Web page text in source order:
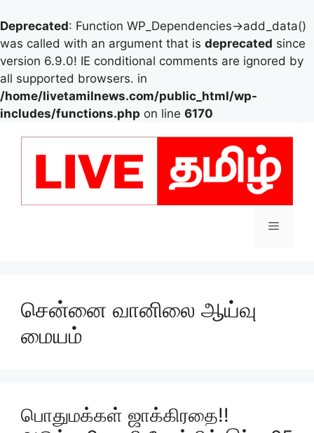
Deprecated: Function WP_Dependencies->add_data()
was called with an argument that is deprecated since
version 6.9.0! IE conditional comments are ignored by
all supported browsers. in
/home/livetamilnews.com/public_html/wp-
includes/functions.php on line 6170
Menu
சென்னை வானிலை ஆய்வு
மையம்
பொதுமக்கள் ஜாக்கிரதை!!